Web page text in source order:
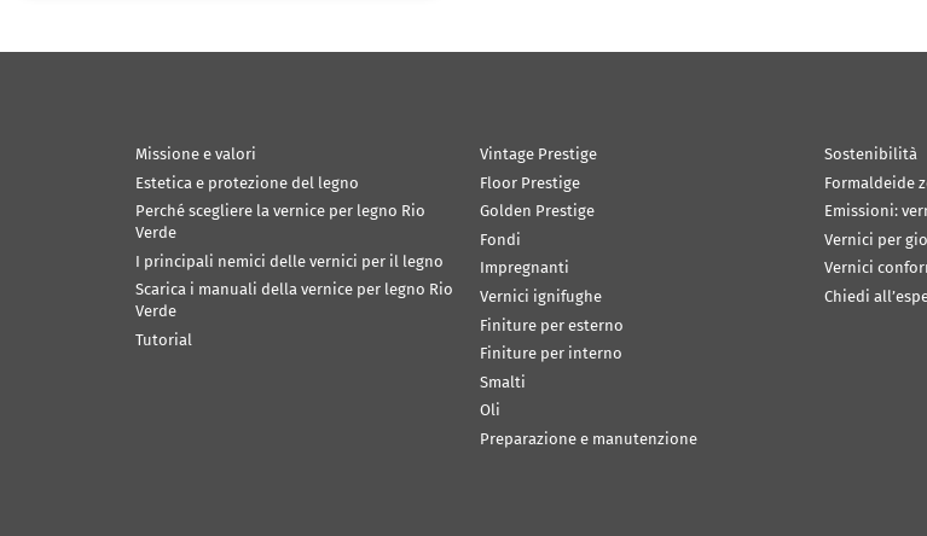
Missione e valori
Estetica e protezione del legno
Perché scegliere la vernice per legno Rio
Verde
I principali nemici delle vernici per il legno
Scarica i manuali della vernice per legno Rio
Verde
Tutorial
Vintage Prestige
Floor Prestige
Golden Prestige
Fondi
Impregnanti
Vernici ignifughe
Finiture per esterno
Finiture per interno
Smalti
Oli
Preparazione e manutenzione
Sostenibilità
Formaldeide
Emissioni:
Vernici per
Vernici
Chiedi